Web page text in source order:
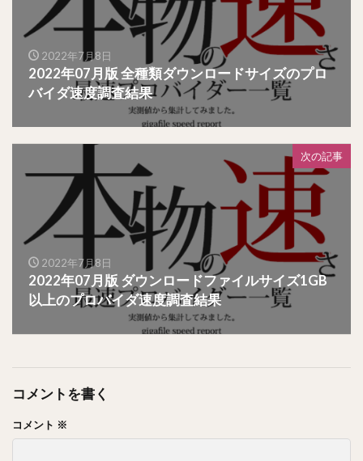
2022年7月8日
2022年07月版 全種類ダウンロードサイズのプロ
バイダ速度調査結果
次の記事
2022年7月8日
2022年07月版 ダウンロードファイルサイズ1GB
以上のプロバイダ速度調査結果
コメントを書く
コメント ※